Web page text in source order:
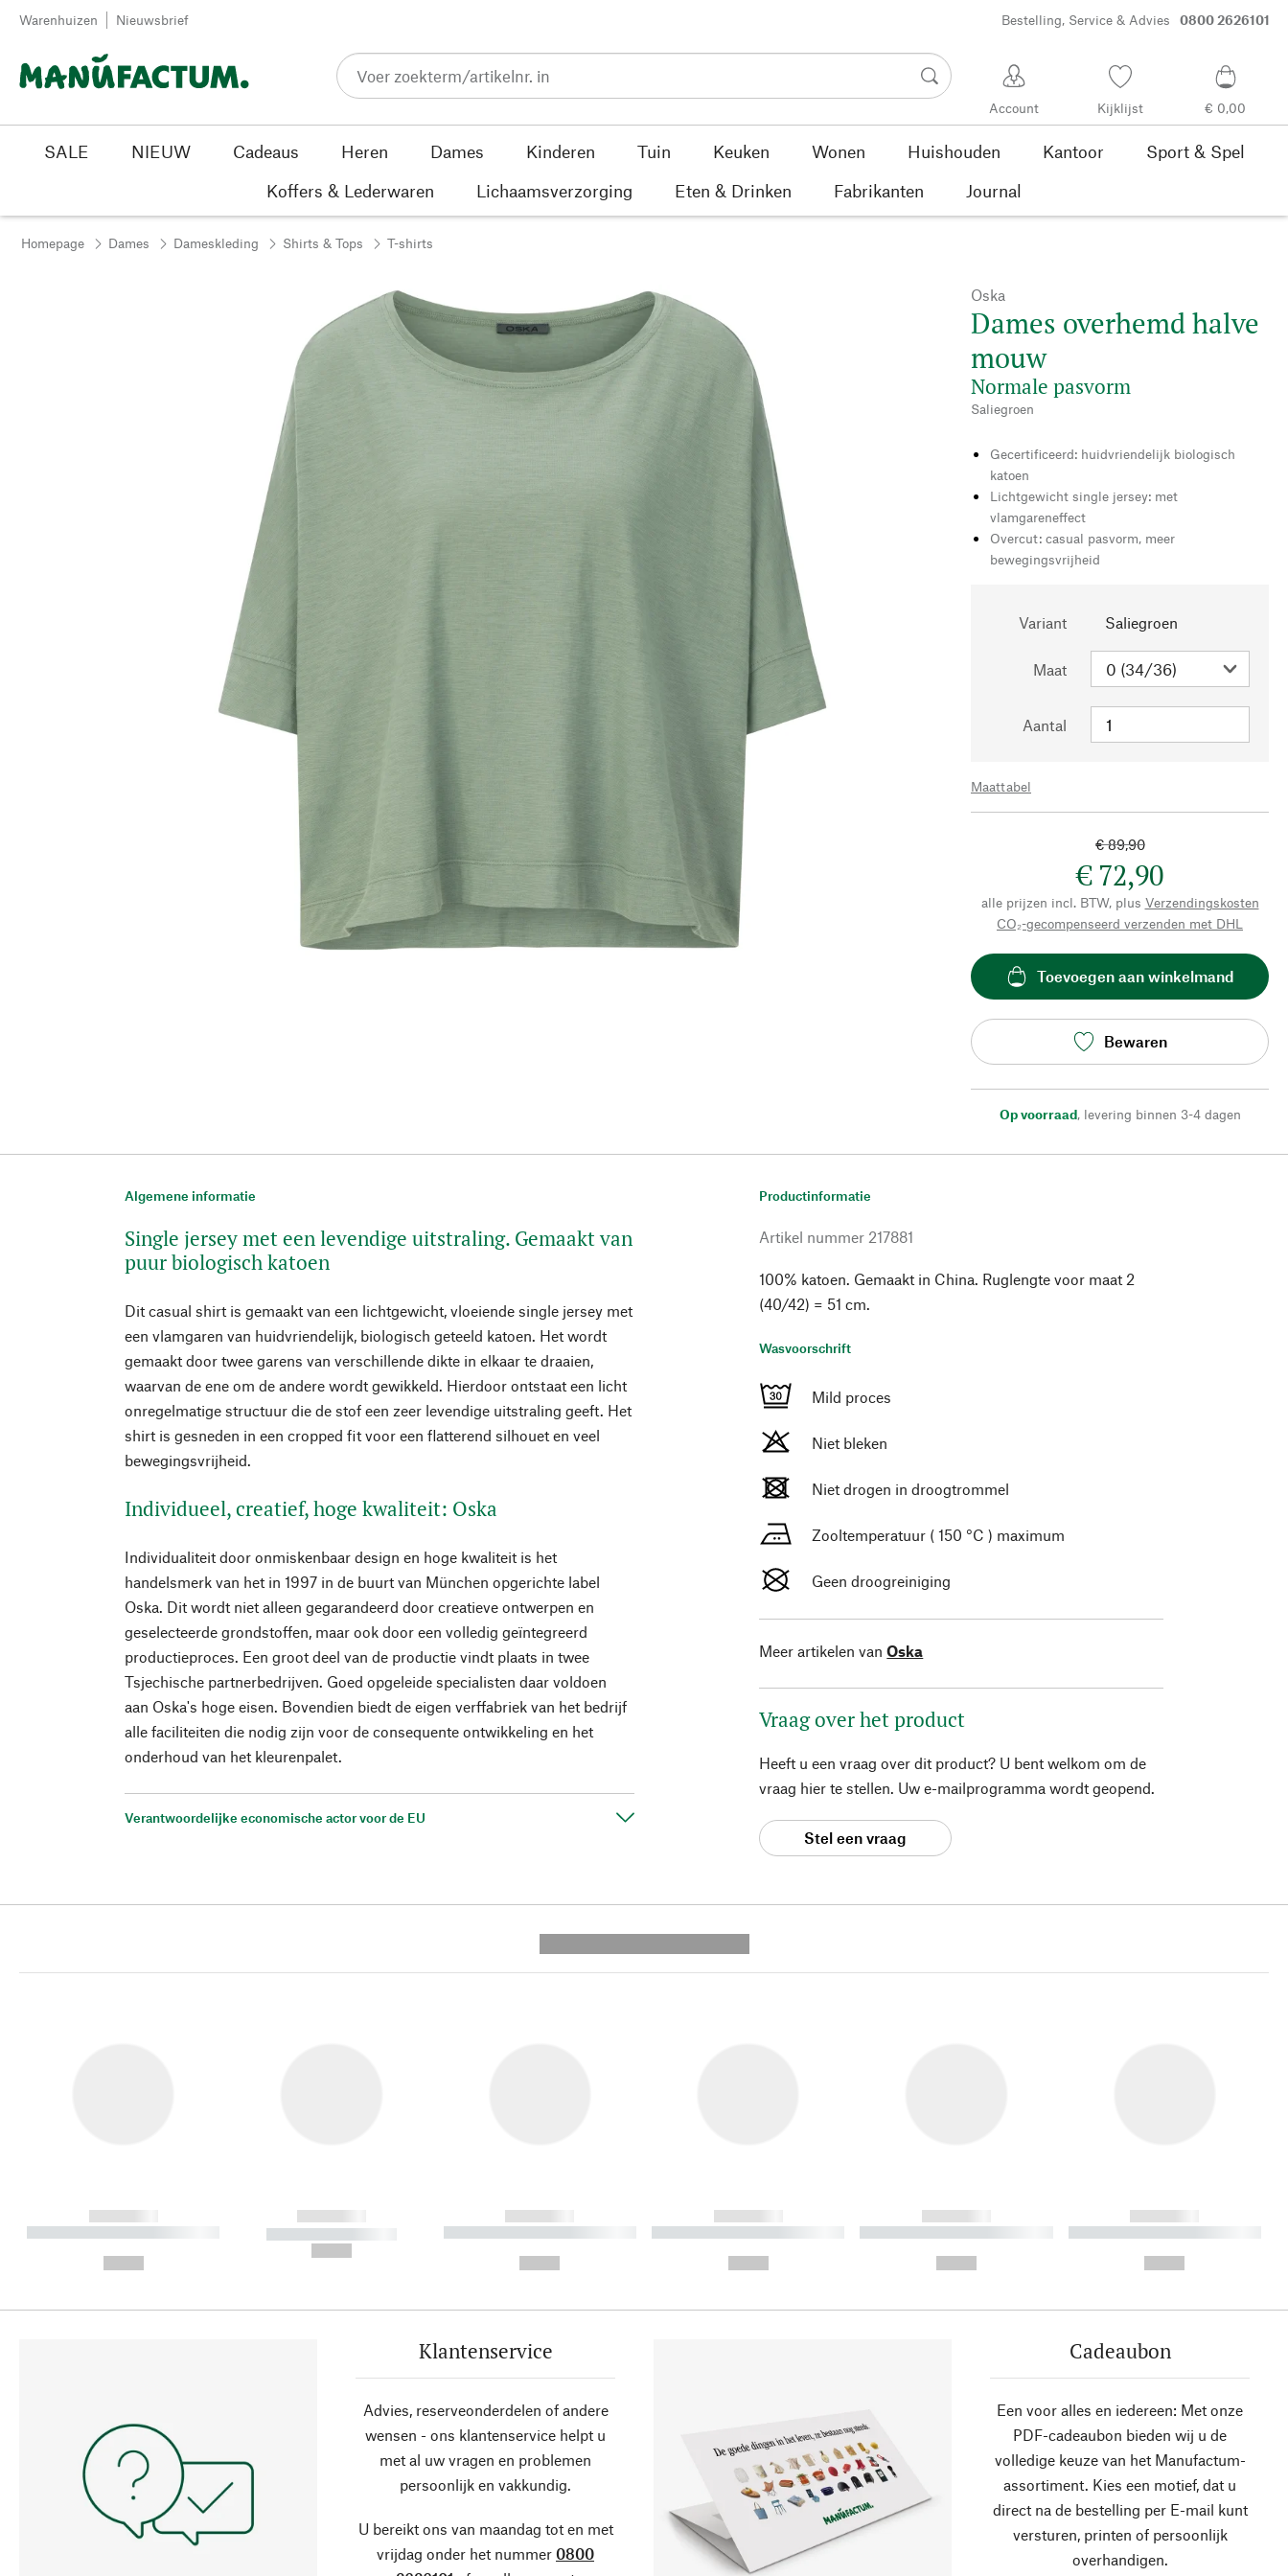
Passer au contenu
Warenhuizen Nieuwsbrief Bestelling, Service & Advies 0800 2626101
Account Kijklijst € 0,00
SALE NIEUW Cadeaus Heren Dames Kinderen Tuin Keuken Wonen Huishouden Kantoor
Sport & Spel
Koffers & Lederwaren
Lichaamsverzorging Eten & Drinken Fabrikanten Journal
Homepage Dames Dameskleding Shirts & Tops T-shirts
Oska
Dames overhemd halve
mouw
Normale pasvorm
Saliegroen
Gecertificeerd: huidvriendelijk biologisch
katoen
Lichtgewicht single jersey: met
vlamgareneffect
Overcut: casual pasvorm, meer
bewegingsvrijheid
Variant Saliegroen
Maat
Aantal
Maattabel
€ 89,90
€ 72,90
alle prijzen incl. BTW, plus Verzendingskosten
CO₂-gecompenseerd verzenden met DHL
Toevoegen aan winkelmand
Bewaren
Op voorraad, levering binnen 3-4 dagen
Algemene informatie
Single jersey met een levendige uitstraling. Gemaakt van
puur biologisch katoen
Dit casual shirt is gemaakt van een lichtgewicht, vloeiende single jersey met
een vlamgaren van huidvriendelijk, biologisch geteeld katoen. Het wordt
gemaakt door twee garens van verschillende dikte in elkaar te draaien,
waarvan de ene om de andere wordt gewikkeld. Hierdoor ontstaat een licht
onregelmatige structuur die de stof een zeer levendige uitstraling geeft. Het
shirt is gesneden in een cropped fit voor een flatterend silhouet en veel
bewegingsvrijheid.
Individueel, creatief, hoge kwaliteit: Oska
Individualiteit door onmiskenbaar design en hoge kwaliteit is het
handelsmerk van het in 1997 in de buurt van München opgerichte label
Oska. Dit wordt niet alleen gegarandeerd door creatieve ontwerpen en
geselecteerde grondstoffen, maar ook door een volledig geïntegreerd
productieproces. Een groot deel van de productie vindt plaats in twee
Tsjechische partnerbedrijven. Goed opgeleide specialisten daar voldoen
aan Oska's hoge eisen. Bovendien biedt de eigen verffabriek van het bedrijf
alle faciliteiten die nodig zijn voor de consequente ontwikkeling en het
onderhoud van het kleurenpalet.
Verantwoordelijke economische actor voor de EU
Productinformatie
Artikel nummer 217881
100% katoen. Gemaakt in China. Ruglengte voor maat 2
(40/42) = 51 cm.
Wasvoorschrift
Mild proces
Niet bleken
Niet drogen in droogtrommel
Zooltemperatuur ( 150 °C ) maximum
Geen droogreiniging
Meer artikelen van Oska
Vraag over het product
Heeft u een vraag over dit product? U bent welkom om de
vraag hier te stellen. Uw e-mailprogramma wordt geopend.
Stel een vraag
------------
----------- ----------- ----------
------------
----------- -----------
------------
----------- ----------- ----------
------------
----------- ----------- ----------
------------
----------- ----------- ----------
------------
----------- ----------- ----------
Klantenservice
Advies, reserveonderdelen of andere
wensen - ons klantenservice helpt u
met al uw vragen en problemen
persoonlijk en vakkundig.
U bereikt ons van maandag tot en met
vrijdag onder het nummer 0800
Cadeaubon
Een voor alles en iedereen: Met onze
PDF-cadeaubon bieden wij u de
volledige keuze van het Manufactum-
assortiment. Kies een motief, dat u
direct na de bestelling per E-mail kunt
versturen, printen of persoonlijk
overhandigen.